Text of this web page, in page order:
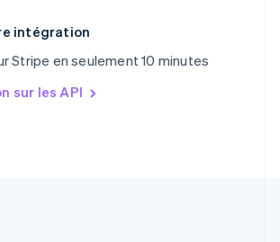
intégration
Stripe en seulement 10 minutes
sur les API